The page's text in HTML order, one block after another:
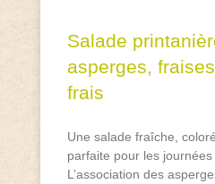
Salade
asperges,
frais
Une salade fraîche,
parfaite pour les journées
L’association des